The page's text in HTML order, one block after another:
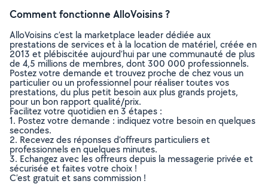
Comment fonctionne AlloVoisins ?
AlloVoisins c’est la marketplace leader dédiée aux
prestations de services et à la location de matériel, créée en
2013 et plébiscitée aujourd’hui par une communauté de plus
de 4,5 millions de membres, dont 300 000 professionnels.
Postez votre demande et trouvez proche de chez vous un
particulier ou un professionnel pour réaliser toutes vos
prestations, du plus petit besoin aux plus grands projets,
pour un bon rapport qualité/prix.
Facilitez votre quotidien en 3 étapes :
1. Postez votre demande : indiquez votre besoin en quelques
secondes.
2. Recevez des réponses d’offreurs particuliers et
professionnels en quelques minutes.
3. Echangez avec les offreurs depuis la messagerie privée et
sécurisée et faites votre choix !
C’est gratuit et sans commission !